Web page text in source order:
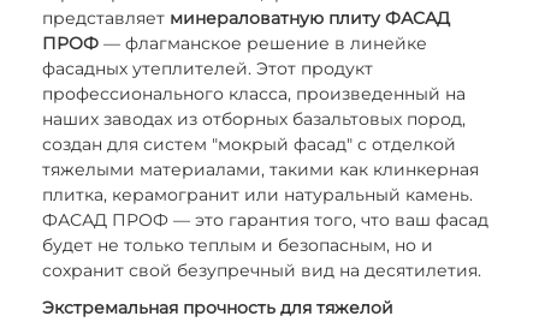
представляет минераловатную плиту ФАСАД
ПРОФ — флагманское решение в линейке
фасадных утеплителей. Этот продукт
профессионального класса, произведенный на
наших заводах из отборных базальтовых пород,
создан для систем "мокрый фасад" с отделкой
тяжелыми материалами, такими как клинкерная
плитка, керамогранит или натуральный камень.
ФАСАД ПРОФ — это гарантия того, что ваш фасад
будет не только теплым и безопасным, но и
сохранит свой безупречный вид на десятилетия.
Экстремальная прочность для тяжелой